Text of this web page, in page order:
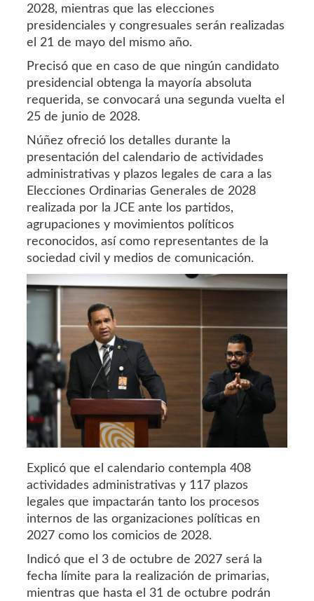
2028, mientras que las elecciones
presidenciales y congresuales serán realizadas
el 21 de mayo del mismo año.
Precisó que en caso de que ningún candidato
presidencial obtenga la mayoría absoluta
requerida, se convocará una segunda vuelta el
25 de junio de 2028.
Núñez ofreció los detalles durante la
presentación del calendario de actividades
administrativas y plazos legales de cara a las
Elecciones Ordinarias Generales de 2028
realizada por la JCE ante los partidos,
agrupaciones y movimientos políticos
reconocidos, así como representantes de la
sociedad civil y medios de comunicación.
Explicó que el calendario contempla 408
actividades administrativas y 117 plazos
legales que impactarán tanto los procesos
internos de las organizaciones políticas en
2027 como los comicios de 2028.
Indicó que el 3 de octubre de 2027 será la
fecha límite para la realización de primarias,
mientras que hasta el 31 de octubre podrán